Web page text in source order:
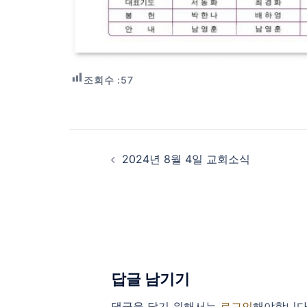
조회수 :57
Post
navigation
2024년 8월 4일 교회소식
답글 남기기